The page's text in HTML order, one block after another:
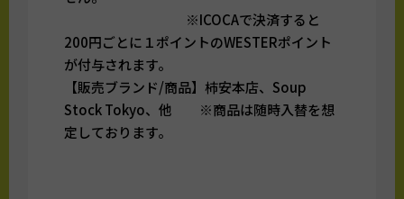
※ICOCAで決済すると
200円ごとに１ポイントのWESTERポイント
が付与されます。
【販売ブランド/商品】柿安本店、Soup
Stock Tokyo、他 ※商品は随時入替を想
定しております。